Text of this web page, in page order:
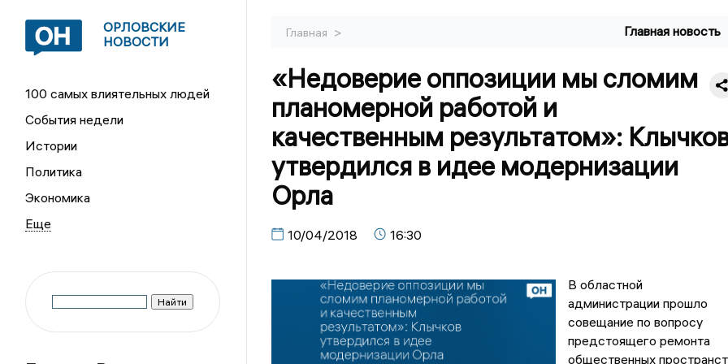
ОРЛОВСКИЕ
НОВОСТИ
100 самых влиятельных людей
События недели
Истории
Политика
Экономика
Главная > Главная новость
«Недоверие оппозиции мы сломим
планомерной работой и
качественным результатом»:
утвердился в идее модернизации
Орла
10/04/2018 16:30
В областной
администрации прошло
совещание по вопросу
предстоящего ремонта
общественных